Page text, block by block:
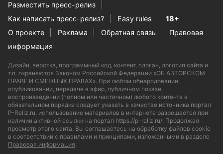
Разместить пресс-релиз
Как написать пресс-релиз?
Easy rules
18+
О проекте
Реклама Обратная связь
Правовая
информация
Дизайн, верстка, программный код, контент, слоган, логотип сайта и
т.п. охраняются Законом Российской Федерации «ОБ АВТОРСКОМ
ПРАВЕ И СМЕЖНЫХ ПРАВАХ». При любом обнародовании,
опубликовании, передаче в эфир, публичном показе,
воспроизведении (полном или частичном) любого контента в
обязательном порядке следует указать в качестве источника портал
P-Reliz.ru, использование материалов в интернете разрешается при
наличии активной ссылки на портал https://p-reliz.ru/. Продолжая
просмотр этого сайта, Вы соглашаетесь на обработку файлов cookie
в соответствии с правилами и принципами, изложенными в разделе
Правовая информация.